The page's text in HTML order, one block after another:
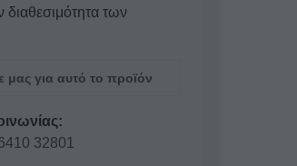
διαθεσιμότητα των
μας για αυτό το προϊόν
32801